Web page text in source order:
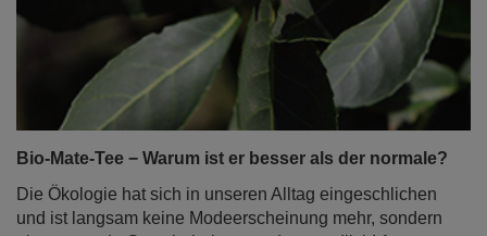
Bio-Mate-Tee − Warum ist er besser als der normale?
Die Ökologie hat sich in unseren Alltag eingeschlichen
und ist langsam keine Modeerscheinung mehr, sondern